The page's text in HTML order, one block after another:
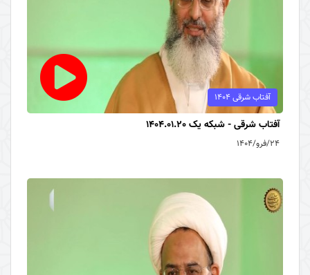
آفتاب شرقی 1404
آفتاب شرقی - شبکه یک 1404.01.20
۲۴/فرو/۱۴۰۴